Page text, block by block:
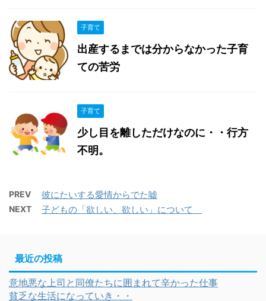
子育て
出産するまでは分からなかった子育
ての苦労
子育て
少し目を離しただけなのに・・行方
不明。
PREV 彼にたいする愛情からでた嘘
NEXT 子どもの「欲しい、欲しい」について
最近の投稿
意地悪な上司と同僚たちに囲まれて辛かった仕事
貧乏な生活になっていき・・